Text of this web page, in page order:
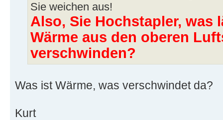
Sie weichen aus!
Also, Sie Hochstapler, was
Wärme aus den oberen
verschwinden?
Was ist Wärme, was verschwindet da?
Kurt